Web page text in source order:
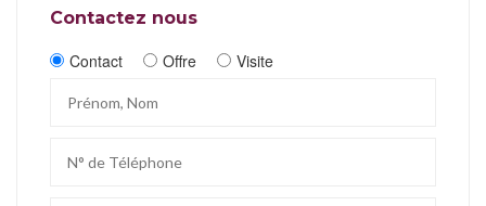
Contactez nous
Contact Offre Visite